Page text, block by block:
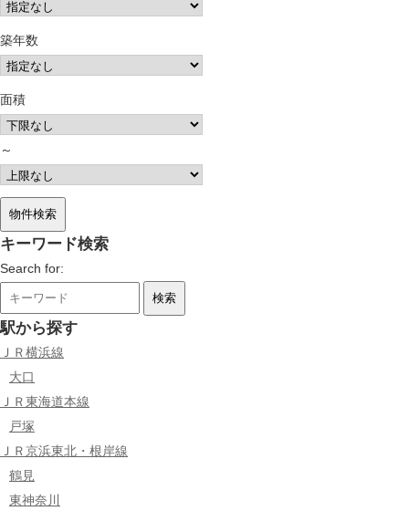
築年数
面積
～
キーワード検索
Search for:
駅から探す
ＪＲ横浜線
大口
ＪＲ東海道本線
戸塚
ＪＲ京浜東北・根岸線
鶴見
東神奈川